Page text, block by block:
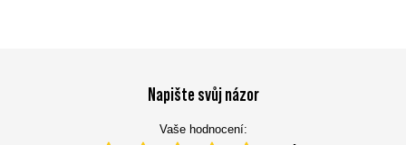
Napište svůj názor
Vaše hodnocení: